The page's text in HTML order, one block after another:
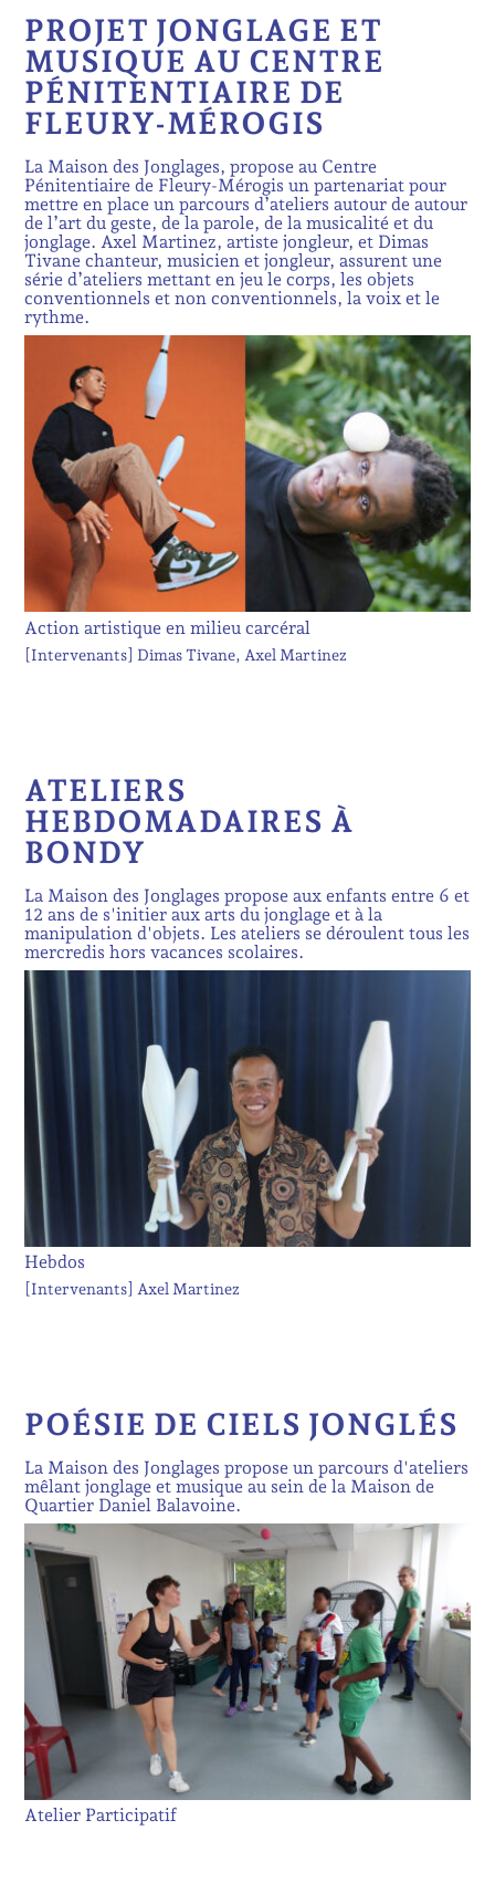
PROJET JONGLAGE ET
MUSIQUE AU CENTRE
PÉNITENTIAIRE DE
FLEURY-MÉROGIS
La Maison des Jonglages, propose au Centre
Pénitentiaire de Fleury-Mérogis un partenariat pour
mettre en place un parcours d’ateliers autour de autour
de l’art du geste, de la parole, de la musicalité et du
jonglage. Axel Martinez, artiste jongleur, et Dimas
Tivane chanteur, musicien et jongleur, assurent une
série d’ateliers mettant en jeu le corps, les objets
conventionnels et non conventionnels, la voix et le
rythme.
Action artistique en milieu carcéral
[Intervenants] Dimas Tivane Axel Martinez
ATELIERS
HEBDOMADAIRES À
BONDY
La Maison des Jonglages propose aux enfants entre 6 et
12 ans de s'initier aux arts du jonglage et à la
manipulation d'objets. Les ateliers se déroulent tous les
mercredis hors vacances scolaires.
Hebdos
[Intervenants] Axel Martinez
POÉSIE DE CIELS JONGLÉS
La Maison des Jonglages propose un parcours d'ateliers
mêlant jonglage et musique au sein de la Maison de
Quartier Daniel Balavoine.
Atelier Participatif